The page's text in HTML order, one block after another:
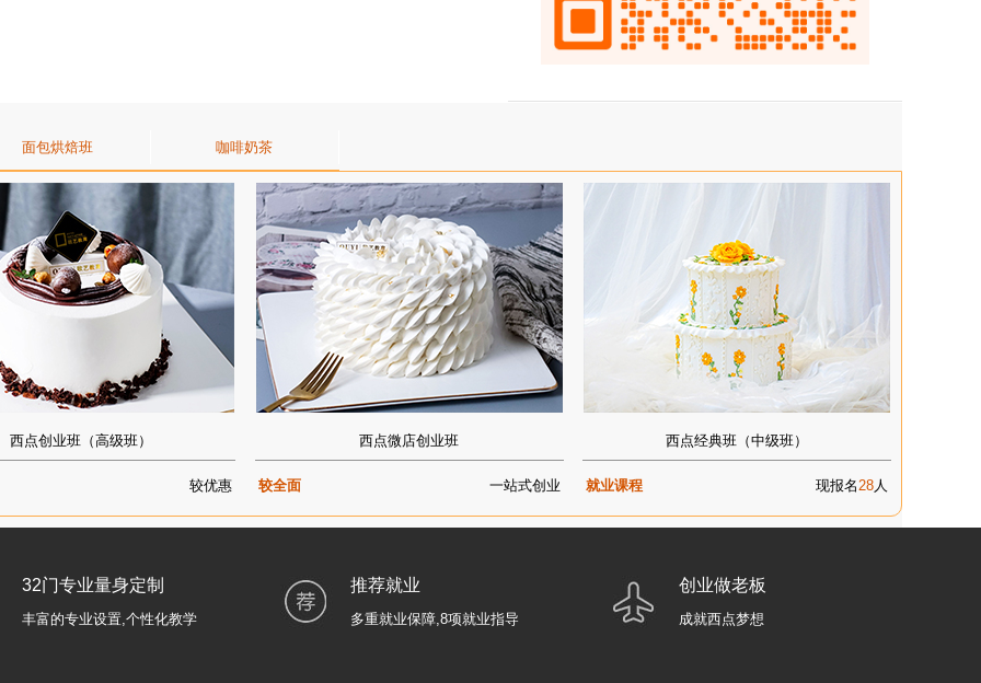
面包烘焙班 咖啡奶茶
西点创业班（高级班）
较优惠
西点微店创业班
较全面 一站式创业
西点经典班（中级班）
就业课程 现报名28人
32门专业量身定制
丰富的专业设置,个性化教学
推荐就业
多重就业保障,8项就业指导
创业做老板
成就西点梦想